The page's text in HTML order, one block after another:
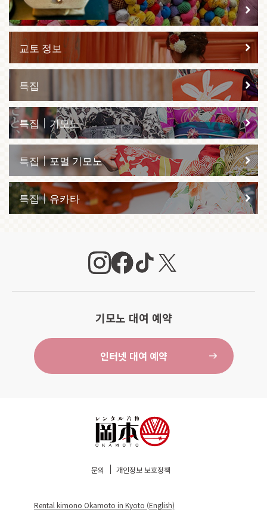
주변 추천 정보
교토 정보
특집
특집｜기모노
특집｜포멀 기모노
특집｜유카타
기모노 대여 예약
인터넷 대여 예약
문의 개인정보 보호정책
Rental kimono Okamoto in Kyoto (English)